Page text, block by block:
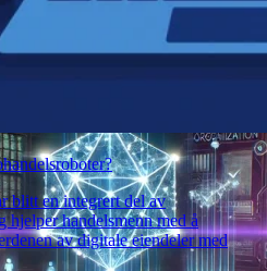
blitt en integrert del av
hjelper handelsmenn med å
av digitale eiendeler med